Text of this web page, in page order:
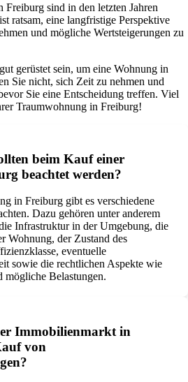
sind in den letzten Jahren
ratsam, eine langfristige Perspektive
und mögliche Wertsteigerungen zu
gerüstet sein, um eine Wohnung in
Sie nicht, sich Zeit zu nehmen und
Sie eine Entscheidung treffen. Viel
Traumwohnung in Freiburg!
beim Kauf einer
beachtet werden?
in Freiburg gibt es verschiedene
Dazu gehören unter anderem
Infrastruktur in der Umgebung, die
Wohnung, der Zustand des
eventuelle
sowie die rechtlichen Aspekte wie
mögliche Belastungen.
Immobilienmarkt in
von